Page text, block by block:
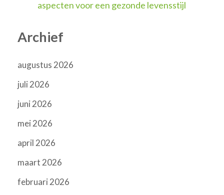
aspecten voor een gezonde levensstijl
Archief
augustus 2026
juli 2026
juni 2026
mei 2026
april 2026
maart 2026
februari 2026